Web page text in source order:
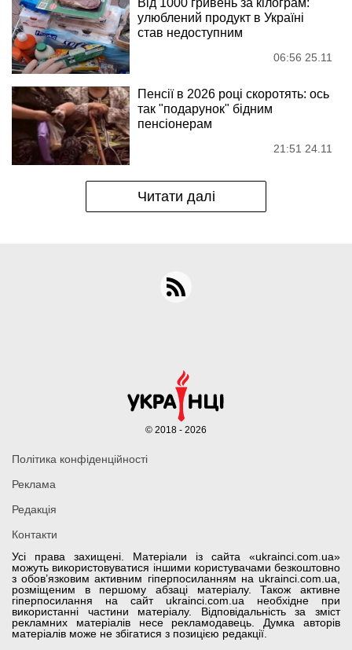
Від 1000 гривень за кілограм:
улюблений продукт в Україні
став недоступним
06:56 25.11
Пенсії в 2026 році скоротять: ось
так "подарунок" бідним
пенсіонерам
21:51 24.11
Читати далі
Усі права захищені. Матеріали із сайта «ukrainci.com.ua»
можуть використовуватися іншими користувачами безкоштовно
з обов’язковим активним гіперпосиланням на ukrainci.com.ua,
розміщеним в першому абзаці матеріалу. Також активне
гіперпосилання на сайт ukrainci.com.ua необхідне при
використанні частини матеріалу. Відповідальність за зміст
рекламних матеріалів несе рекламодавець. Думка авторів
матеріалів може не збігатися з позицією редакції.
Політика конфіденційності
Реклама
Редакція
Контакти
© 2018 - 2026